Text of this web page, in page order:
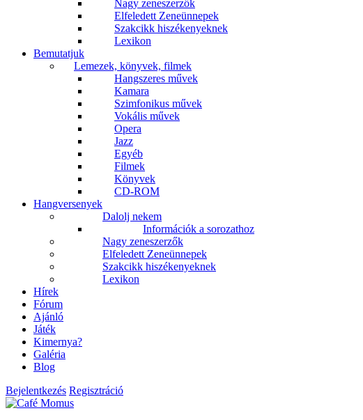
Nagy zeneszerzők
Elfeledett Zeneünnepek
Szakcikk hiszékenyeknek
Lexikon
Bemutatjuk
Lemezek, könyvek, filmek
Hangszeres művek
Kamara
Szimfonikus művek
Vokális művek
Opera
Jazz
Egyéb
Filmek
Könyvek
CD-ROM
Hangversenyek
Dalolj nekem
Információk a sorozathoz
Nagy zeneszerzők
Elfeledett Zeneünnepek
Szakcikk hiszékenyeknek
Lexikon
Hírek
Fórum
Ajánló
Játék
Kimernya?
Galéria
Blog
Bejelentkezés Regisztráció